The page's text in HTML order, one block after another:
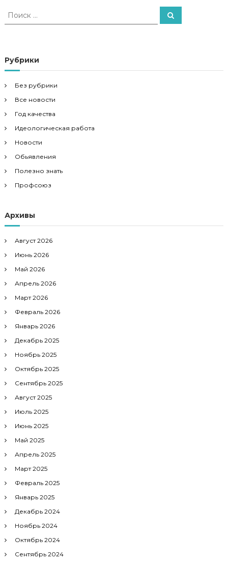
И
ь
П
о
Рубрики
Без рубрики
Все новости
Год качества
Идеологическая работа
Новости
Обьявления
Полезно знать
Профсоюз
Архивы
Август 2026
Июнь 2026
Май 2026
Апрель 2026
Март 2026
Февраль 2026
Январь 2026
Декабрь 2025
Ноябрь 2025
Октябрь 2025
Сентябрь 2025
Август 2025
Июль 2025
Июнь 2025
Май 2025
Апрель 2025
Март 2025
Февраль 2025
Январь 2025
Декабрь 2024
Ноябрь 2024
Октябрь 2024
Сентябрь 2024